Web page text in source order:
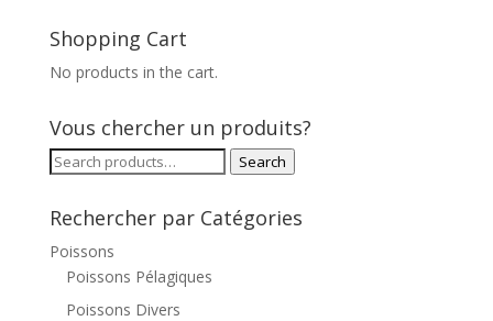
Shopping Cart
No products in the cart.
Vous chercher un produits?
Search
Search
Rechercher par Catégories
Poissons
Poissons Pélagiques
Poissons Divers